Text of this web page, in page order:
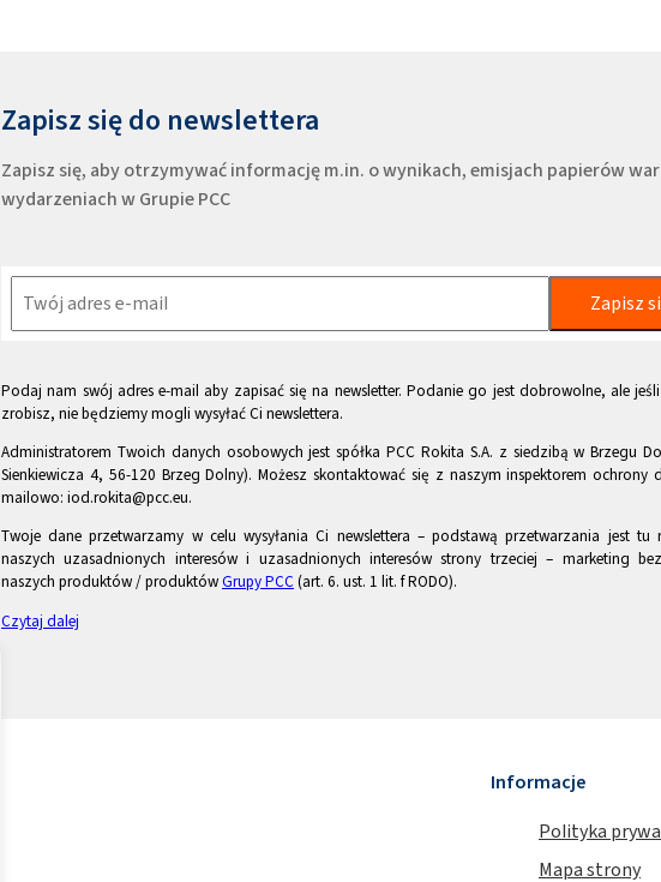
Zapisz się do newslettera
Zapisz się, aby otrzymywać informację m.in. o wynikach, emisjach papierów
wydarzeniach w Grupie PCC
Zapisz
Podaj nam swój adres e-mail aby zapisać się na newsletter. Podanie go jest dobrowolne, ale
zrobisz, nie będziemy mogli wysyłać Ci newslettera.
Administratorem Twoich danych osobowych jest spółka PCC Rokita S.A. z siedzibą w Brzegu
Sienkiewicza 4, 56-120 Brzeg Dolny). Możesz skontaktować się z naszym inspektorem ochrony
mailowo: iod.rokita@pcc.eu.
Twoje dane przetwarzamy w celu wysyłania Ci newslettera – podstawą przetwarzania jest tu
naszych uzasadnionych interesów i uzasadnionych interesów strony trzeciej – marketing
naszych produktów / produktówGrupy PCC (art. 6. ust. 1 lit. f RODO).
Czytaj dalej
Informacje
Polityka
Mapa strony